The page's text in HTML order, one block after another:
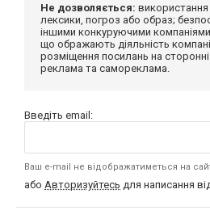
Не дозволяється:
лексики, погроз або образ;
іншими конкуруючими компаніями;
що ображають діяльність компанії
розміщення посилань на сторонні
реклама та самореклама.
Введіть email:
Ваш e-mail не відображатиметься на
або Авторизуйтесь для написання